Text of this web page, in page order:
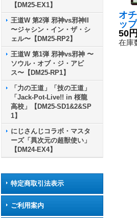
【DM25-EX1】
王道W 第2弾 邪神vs邪神II
〜ジャシン・イン・ザ・シ
ェル〜【DM25-RP2】
王道W 第1弾 邪神vs邪神 〜
ソウル・オブ・ジ・アビ
ス〜【DM25-RP1】
「力の王道」「技の王道」
「Jack-Pot-Live!! in 桜龍
高校」【DM25-SD1&2&SP
1】
にじさんじコラボ・マスタ
ーズ「異次元の超獣使い」
【DM24-EX4】
特定商取引法表示
ご利用案内
オ
ッ
然》
50
在庫